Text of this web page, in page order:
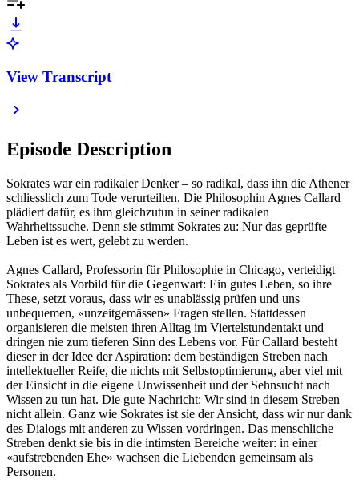
View Transcript
Episode Description
Sokrates war ein radikaler Denker – so radikal, dass ihn die Athener
schliesslich zum Tode verurteilten. Die Philosophin Agnes Callard
plädiert dafür, es ihm gleichzutun in seiner radikalen
Wahrheitssuche. Denn sie stimmt Sokrates zu: Nur das geprüfte
Leben ist es wert, gelebt zu werden.
Agnes Callard, Professorin für Philosophie in Chicago, verteidigt
Sokrates als Vorbild für die Gegenwart: Ein gutes Leben, so ihre
These, setzt voraus, dass wir es unablässig prüfen und uns
unbequemen, «unzeitgemässen» Fragen stellen. Stattdessen
organisieren die meisten ihren Alltag im Viertelstundentakt und
dringen nie zum tieferen Sinn des Lebens vor. Für Callard besteht
dieser in der Idee der Aspiration: dem beständigen Streben nach
intellektueller Reife, die nichts mit Selbstoptimierung, aber viel mit
der Einsicht in die eigene Unwissenheit und der Sehnsucht nach
Wissen zu tun hat. Die gute Nachricht: Wir sind in diesem Streben
nicht allein. Ganz wie Sokrates ist sie der Ansicht, dass wir nur dank
des Dialogs mit anderen zu Wissen vordringen. Das menschliche
Streben denkt sie bis in die intimsten Bereiche weiter: in einer
«aufstrebenden Ehe» wachsen die Liebenden gemeinsam als
Personen.